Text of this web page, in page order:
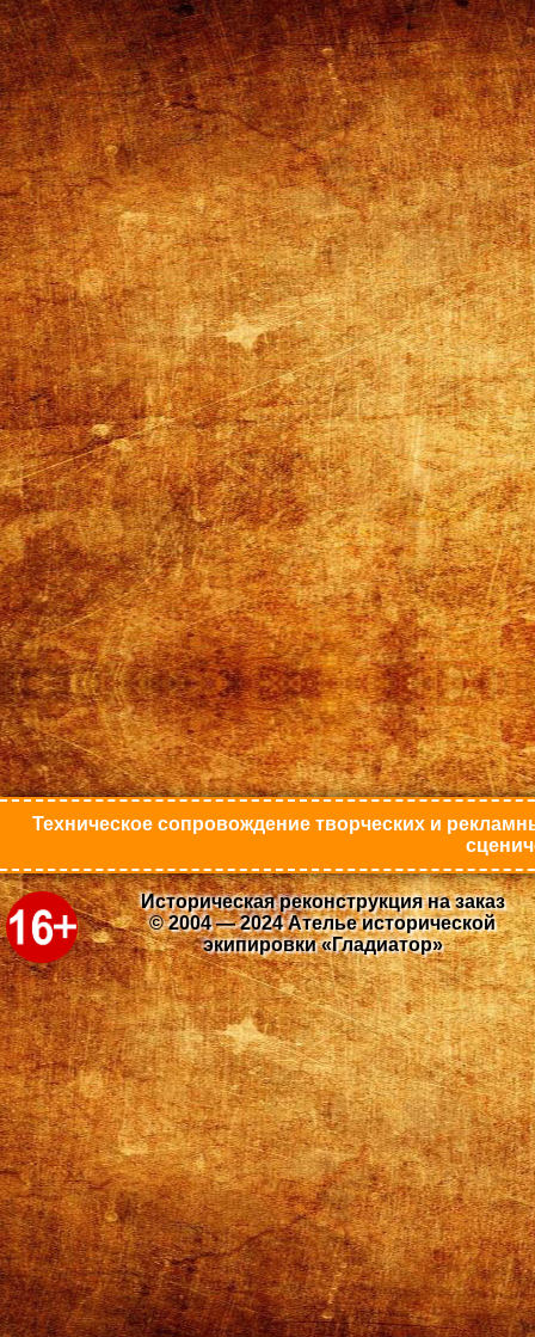
Техническое сопровождение творческих и
Историческая реконструкция на заказ
© 2004 — 2024 Ателье исторической
экипировки «Гладиатор»